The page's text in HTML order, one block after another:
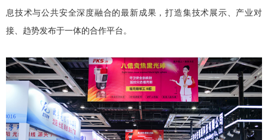
息技术与公共安全深度融合的最新成果，打造集技术展示、产业对
接、趋势发布于一体的合作平台。